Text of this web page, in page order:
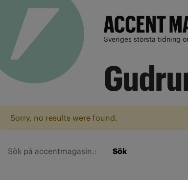
Sveriges största tidning
Sorry, no results were found.
Sök